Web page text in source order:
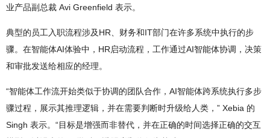
业产品副总裁 Avi Greenfield 表示。
典型的员工入职流程涉及HR、财务和IT部门在许多系统中执行的步
骤。在智能体AI体验中，HR启动流程，工作通过AI智能体协调，决策
和审批发送给相应的经理。
“智能体工作流开始类似于协调的团队合作，AI智能体跨系统执行多步
骤过程，展示其推理逻辑，并在需要判断时升级给人类，” Xebia 的
Singh 表示。“目标是增强而非替代，并在正确的时间选择正确的交互